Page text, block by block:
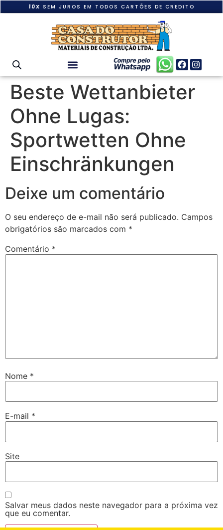
10X SEM JUROS EM TODOS CARTÕES DE CREDITO
Beste Wettanbieter
Ohne Lugas:
Sportwetten Ohne
Einschränkungen
Deixe um comentário
O seu endereço de e-mail não será publicado. Campos
obrigatórios são marcados com *
Comentário *
Nome *
E-mail *
Site
Salvar meus dados neste navegador para a próxima vez
que eu comentar.